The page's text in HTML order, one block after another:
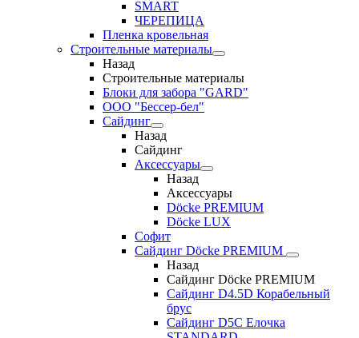
SMART
ЧЕРЕПИЦА
Пленка кровельная
Строительные материалы
Назад
Строительные материалы
Блоки для забора "GARD"
ООО "Бессер-бел"
Сайдинг
Назад
Сайдинг
Аксессуары
Назад
Аксессуары
Döcke PREMIUM
Döcke LUX
Софит
Сайдинг Döcke PREMIUM
Назад
Сайдинг Döcke PREMIUM
Сайдинг D4.5D Корабельный
брус
Сайдинг D5С Елочка